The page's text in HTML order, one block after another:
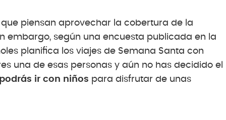
piensan aprovechar la cobertura de la
embargo, según una encuesta publicada en la
planifica los viajes de Semana Santa con
una de esas personas y aún no has decidido el
ir con niños para disfrutar de unas